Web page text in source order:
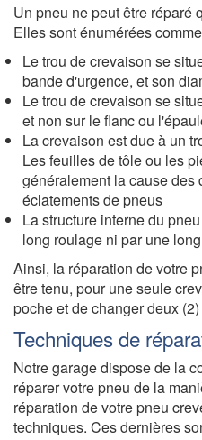
Un pneu ne peut être réparé
Elles sont énumérées
Le trou de crevaison se
bande d'urgence, et son
Le trou de crevaison se
et non sur le flanc ou
La crevaison est due à un
Les feuilles de tôle ou les
généralement la cause des
éclatements de pneus
La structure interne du
long roulage ni par une
Ainsi, la réparation de votre
être tenu, pour une seule
poche et de changer deux
Techniques de
Notre garage dispose de la
réparer votre pneu de la
réparation de votre pneu
techniques. Ces dernières